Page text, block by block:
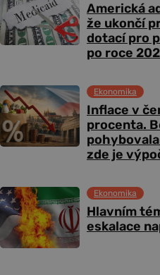
Americká
že ukončí
dotací pro
po roce
Inflace v
procenta.
zde je
Ekonomika
Hlavním
eskalace
Ekonomika